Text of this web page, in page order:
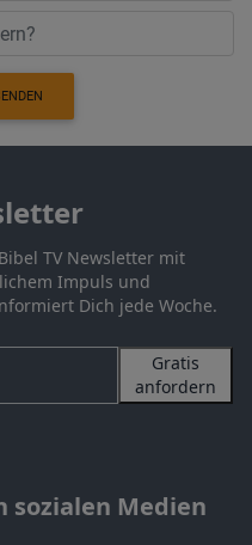
TV Newsletter mit
Impuls und
Dich jede Woche.
Gratis
anfordern
sozialen Medien